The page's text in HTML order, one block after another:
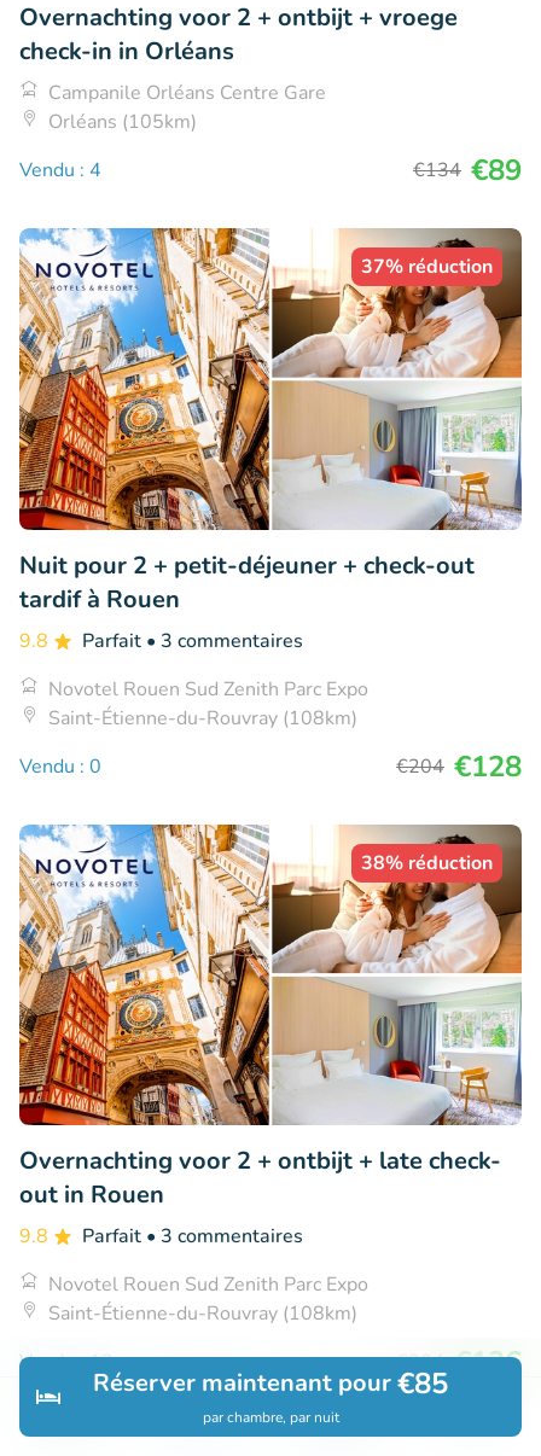
Rechercher Réservations
Réserver maintenant pour€85
par chambre, par nuit
Overnachting voor 2 + ontbijt + vroege
check-in in Orléans
Campanile Orléans Centre Gare
Orléans (105km)
Vendu : 4
€134 €89
37% réduction
Nuit pour 2 + petit-déjeuner + check-out
tardif à Rouen
9.8 Parfait • 3 commentaires
Novotel Rouen Sud Zenith Parc Expo
Saint-Étienne-du-Rouvray (108km)
Vendu : 0
€204 €128
38% réduction
Overnachting voor 2 + ontbijt + late check-
out in Rouen
9.8 Parfait • 3 commentaires
Novotel Rouen Sud Zenith Parc Expo
Saint-Étienne-du-Rouvray (108km)
Vendu : 12
€204 €126